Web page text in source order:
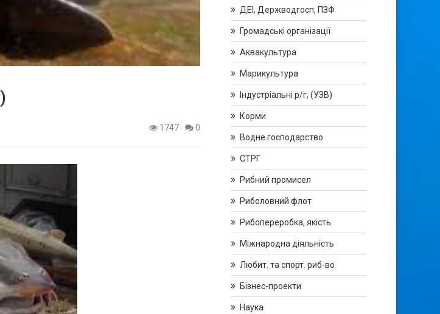
1747 0
ДЕІ, Держводгосп, ПЗФ
Громадські організації
Аквакультура
Марикультура
Індустріальні р/г, (УЗВ)
Корми
Водне господарство
СТРГ
Рибний промисел
Риболовний флот
Рибопереробка, якість
Міжнародна діяльність
Любит. та спорт. риб-во
Бізнес-проекти
Наука